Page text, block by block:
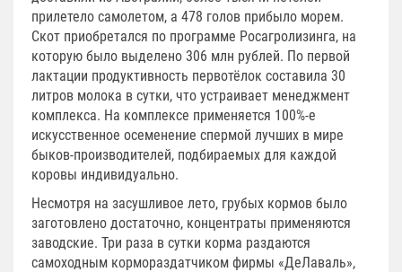
прилетело самолетом, а 478 голов прибыло морем.
Скот приобретался по программе Росагролизинга, на
которую было выделено 306 млн рублей. По первой
лактации продуктивность первотёлок составила 30
литров молока в сутки, что устраивает менеджмент
комплекса. На комплексе применяется 100%-е
искусственное осеменение спермой лучших в мире
быков-производителей, подбираемых для каждой
коровы индивидуально.
Несмотря на засушливое лето, грубых кормов было
заготовлено достаточно, концентраты применяются
заводские. Три раза в сутки корма раздаются
самоходным кормораздатчиком фирмы «ДеЛаваль»,